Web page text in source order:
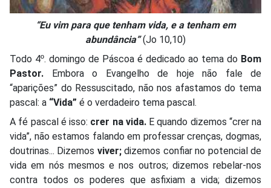
“Eu vim para que tenham vida, e a tenham em
abundância”(Jo 10,10)
Todo 4º. domingo de Páscoa é dedicado ao tema do Bom
Pastor. Embora o Evangelho de hoje não fale de
“aparições” do Ressuscitado, não nos afastamos do tema
pascal: a “Vida” é o verdadeiro tema pascal.
A fé pascal é isso: crer na vida.E quando dizemos “crer na
vida”, não estamos falando em professar crenças, dogmas,
doutrinas... Dizemos viver;dizemos confiar no potencial de
vida em nós mesmos e nos outros; dizemos rebelar-nos
contra todos os poderes que asfixiam a vida; dizemos